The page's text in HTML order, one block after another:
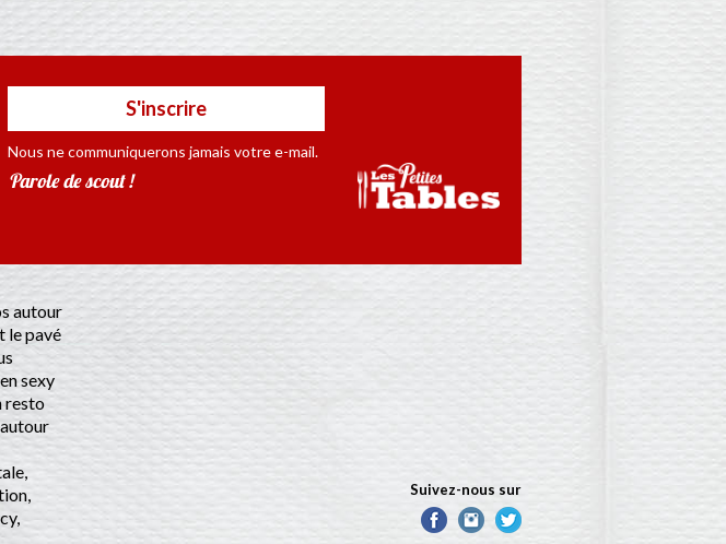
S'inscrire
Nous ne communiquerons jamais votre e-mail.
Parole de scout !
autour
le pavé
sexy
resto
Suivez-nous sur